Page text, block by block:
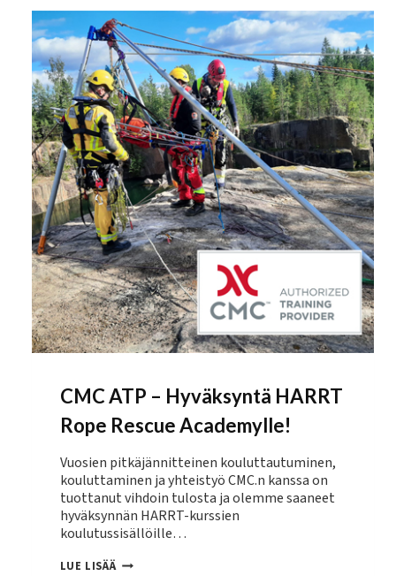
CMC ATP – Hyväksyntä HARRT
Rope Rescue Academylle!
Vuosien pitkäjännitteinen kouluttautuminen,
kouluttaminen ja yhteistyö CMC.n kanssa on
tuottanut vihdoin tulosta ja olemme saaneet
hyväksynnän HARRT-kurssien
koulutussisällöille…
LUE LISÄÄCMC